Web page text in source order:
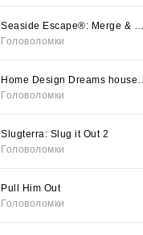
Головоломки
Головоломки
Slugterra: Slug it Out 2
Головоломки
Pull Him Out
Головоломки